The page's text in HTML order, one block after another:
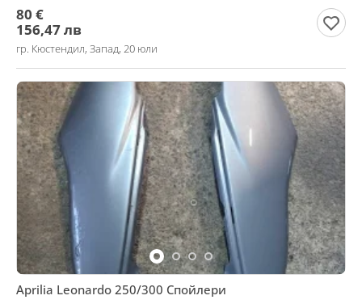
80 €
156,47 лв
гр. Кюстендил, Запад, 20 юли
Aprilia Leonardo 250/300 Спойлери